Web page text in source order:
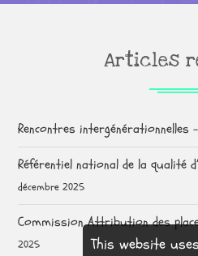
Articles
Rencontres intergénérationnelles
Référentiel national de la qualité
décembre 2025
Commission Attribution des
2025
This website